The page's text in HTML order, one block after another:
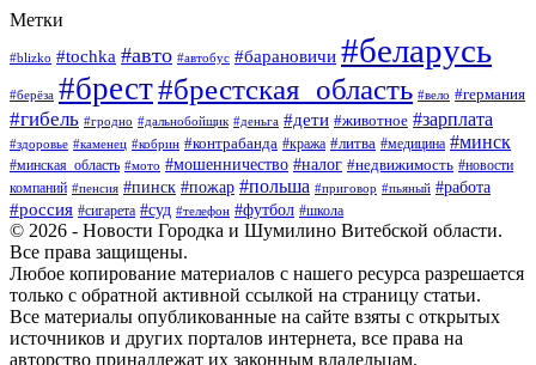
Метки
#blizko #tochka #авто #автобус #барановичи #беларусь
#берёза #брест#брестская_область #вело #германия
#гибель #гродно #дальнобойщик #деньга #дети #животное #зарплата
#здоровье #каменец #кобрин #контрабанда #кража #литва #медицина #минск
#минская_область #мото #мошенничество #налог #недвижимость #новости
компаний #пенсия #пинск #пожар #польша #приговор #пьяный #работа
#россия #сигарета #суд #телефон #футбол #школа
© 2026 - Новости Городка и Шумилино Витебской области.
Все права защищены.
Любое копирование материалов с нашего ресурса разрешается
только с обратной активной ссылкой на страницу статьи.
Все материалы опубликованные на сайте взяты с открытых
источников и других порталов интернета, все права на
авторство принадлежат их законным владельцам.